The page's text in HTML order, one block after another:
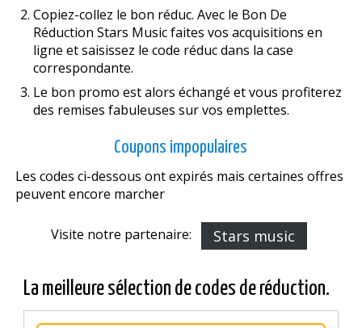
Copiez-collez le bon réduc. Avec le Bon De
Réduction Stars Music faites vos acquisitions en
ligne et saisissez le code réduc dans la case
correspondante.
Le bon promo est alors échangé et vous profiterez
des remises fabuleuses sur vos emplettes.
Coupons impopulaires
Les codes ci-dessous ont expirés mais certaines offres
peuvent encore marcher
Visite notre partenaire: Stars music
La meilleure sélection de codes de réduction.